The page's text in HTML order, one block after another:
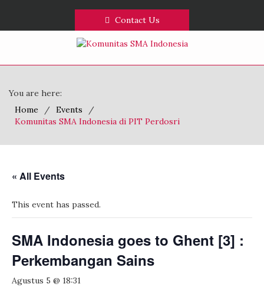
Contact Us
You are here:
Home
Events
Komunitas SMA Indonesia di PIT Perdosri
« All Events
This event has passed.
SMA Indonesia goes to Ghent [3] :
Perkembangan Sains
Agustus 5 @ 18:31